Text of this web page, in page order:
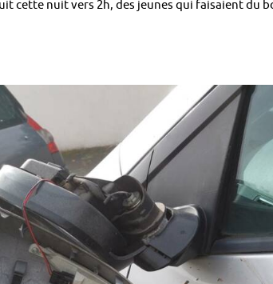
cette nuit vers 2h, des jeunes qui faisaient du